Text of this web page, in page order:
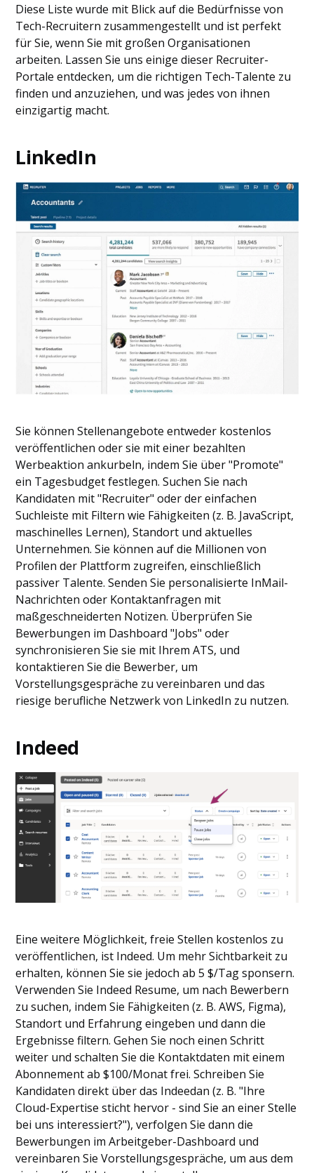
Diese Liste wurde mit Blick auf die Bedürfnisse von
Tech-Recruitern zusammengestellt und ist perfekt
für Sie, wenn Sie mit großen Organisationen
arbeiten. Lassen Sie uns einige dieser Recruiter-
Portale entdecken, um die richtigen Tech-Talente zu
finden und anzuziehen, und was jedes von ihnen
einzigartig macht.
LinkedIn
Sie können Stellenangebote entweder kostenlos
veröffentlichen oder sie mit einer bezahlten
Werbeaktion ankurbeln, indem Sie über "Promote"
ein Tagesbudget festlegen. Suchen Sie nach
Kandidaten mit "Recruiter" oder der einfachen
Suchleiste mit Filtern wie Fähigkeiten (z. B. JavaScript,
maschinelles Lernen), Standort und aktuelles
Unternehmen. Sie können auf die Millionen von
Profilen der Plattform zugreifen, einschließlich
passiver Talente. Senden Sie personalisierte InMail-
Nachrichten oder Kontaktanfragen mit
maßgeschneiderten Notizen. Überprüfen Sie
Bewerbungen im Dashboard "Jobs" oder
synchronisieren Sie sie mit Ihrem ATS, und
kontaktieren Sie die Bewerber, um
Vorstellungsgespräche zu vereinbaren und das
riesige berufliche Netzwerk von LinkedIn zu nutzen.
Indeed
Eine weitere Möglichkeit, freie Stellen kostenlos zu
veröffentlichen, ist Indeed. Um mehr Sichtbarkeit zu
erhalten, können Sie sie jedoch ab 5 $/Tag sponsern.
Verwenden Sie Indeed Resume, um nach Bewerbern
zu suchen, indem Sie Fähigkeiten (z. B. AWS, Figma),
Standort und Erfahrung eingeben und dann die
Ergebnisse filtern. Gehen Sie noch einen Schritt
weiter und schalten Sie die Kontaktdaten mit einem
Abonnement ab $100/Monat frei. Schreiben Sie
Kandidaten direkt über das Indeedan (z. B. "Ihre
Cloud-Expertise sticht hervor - sind Sie an einer Stelle
bei uns interessiert?"), verfolgen Sie dann die
Bewerbungen im Arbeitgeber-Dashboard und
vereinbaren Sie Vorstellungsgespräche, um aus dem